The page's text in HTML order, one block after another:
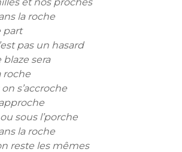
la roche
part
pas un hasard
sera
roche
s’accroche
sous l’porche
la roche
reste les mêmes